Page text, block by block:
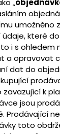
„
umožněno
které
to i s ohledem
a opravovat
dat do
k
jsou
Prodávající
toto